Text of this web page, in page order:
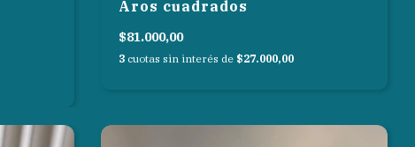
Aros cuadrados
$81.000,00
3 cuotas sin interés de $27.000,00